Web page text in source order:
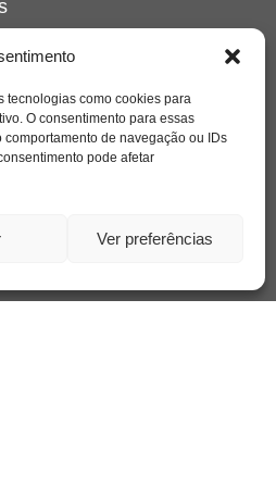
tecnologias como cookies para
O consentimento para essas
de navegação ou IDs
pode afetar
Ver preferências
depressao
família filme
jung liberdade livro
relato